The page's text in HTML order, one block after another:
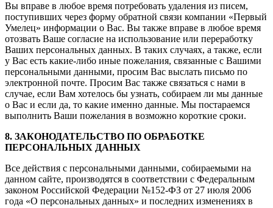
Вы вправе в любое время потребовать удаления из писем,
поступивших через форму обратной связи компании «Первый
Умелец» информации о Вас. Вы также вправе в любое время
отозвать Ваше согласие на использование или переработку
Ваших персональных данных. В таких случаях, а также, если
у Вас есть какие-либо иные пожелания, связанные с Вашими
персональными данными, просим Вас выслать письмо по
электронной почте. Просим Вас также связаться с нами в
случае, если Вам хотелось бы узнать, собираем ли мы данные
о Вас и если да, то какие именно данные. Мы постараемся
выполнить Ваши пожелания в возможно короткие сроки.
8. ЗАКОНОДАТЕЛЬСТВО ПО ОБРАБОТКЕ
ПЕРСОНАЛЬНЫХ ДАННЫХ
Все действия с персональными данными, собираемыми на
данном сайте, производятся в соответствии с Федеральным
законом Российской Федерации №152-ФЗ от 27 июля 2006
года «О персональных данных» и последних изменениях в